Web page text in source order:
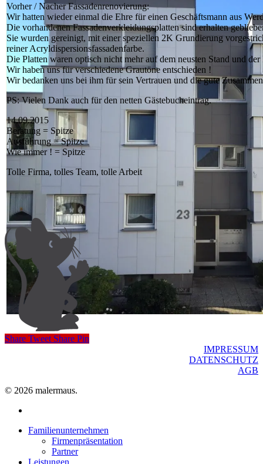
Vorher / Nacher Fassadenrenovierung:
Wir hatten wieder einmal die Ehre für einen Geschäftsmann aus
Die vorhandenen Fassadenverkleidungsplatten sind erhalten
Sie wurden gereinigt, mit einer speziellen 2K Grundierung
reiner Acryldispersionsfassadenfarbe.
Die Platten waren optisch nicht mehr auf dem neusten Stand und
Wir haben uns für verschiedene Grautöne entschieden !
Wir bedanken uns bei ihm für sein Vertrauen und die gute
PS: Vielen Dank auch für den netten Gästebucheintrag.
14.09.2015
Beratung = Spitze
Ausführung = Spitze
Wie immer ! = Spitze
Tolle Firma, tolles Team, tolle Arbeit
Share Tweet Share Pin
IMPRESSUM
DATENSCHUTZ
AGB
© 2026 malermaus.
Close
Familienunternehmen
Firmenpräsentation
Partner
Leistungen